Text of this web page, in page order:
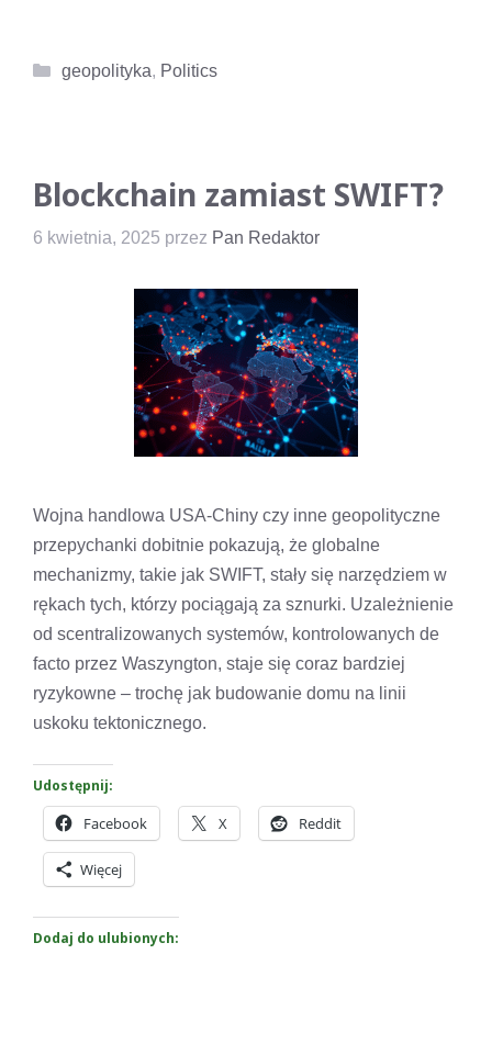
Kategorie
geopolityka, Politics
Blockchain zamiast SWIFT?
6 kwietnia, 2025 przez Pan Redaktor
Wojna handlowa USA-Chiny czy inne geopolityczne
przepychanki dobitnie pokazują, że globalne
mechanizmy, takie jak SWIFT, stały się narzędziem w
rękach tych, którzy pociągają za sznurki. Uzależnienie
od scentralizowanych systemów, kontrolowanych de
facto przez Waszyngton, staje się coraz bardziej
ryzykowne – trochę jak budowanie domu na linii
uskoku tektonicznego.
Udostępnij:
Facebook X Reddit
Więcej
Dodaj do ulubionych: